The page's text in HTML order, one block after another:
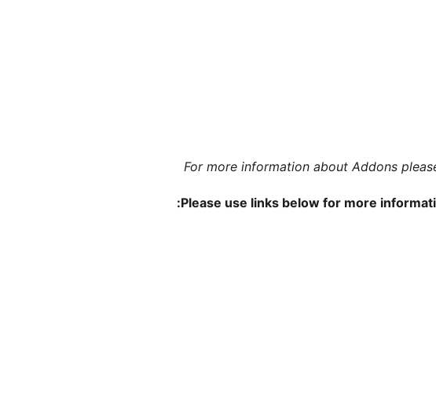
For more information about Addons
Please use links below for more